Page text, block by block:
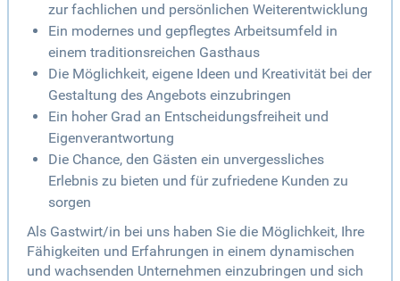
zur fachlichen und persönlichen Weiterentwicklung
Ein modernes und gepflegtes Arbeitsumfeld in
einem traditionsreichen Gasthaus
Die Möglichkeit, eigene Ideen und Kreativität bei der
Gestaltung des Angebots einzubringen
Ein hoher Grad an Entscheidungsfreiheit und
Eigenverantwortung
Die Chance, den Gästen ein unvergessliches
Erlebnis zu bieten und für zufriedene Kunden zu
sorgen
Als Gastwirt/in bei uns haben Sie die Möglichkeit, Ihre
Fähigkeiten und Erfahrungen in einem dynamischen
und wachsenden Unternehmen einzubringen und sich